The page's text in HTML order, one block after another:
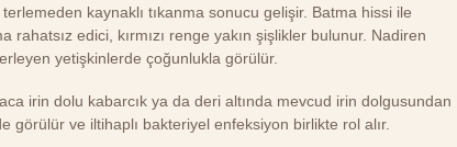
kaynaklı tıkanma sonucu gelişir. Batma hissi ile
edici, kırmızı renge yakın şişlikler bulunur. Nadiren
yetişkinlerde çoğunlukla görülür.
irin dolu kabarcık ya da deri altında mevcud irin dolgusundan
görülür ve iltihaplı bakteriyel enfeksiyon birlikte rol alır.